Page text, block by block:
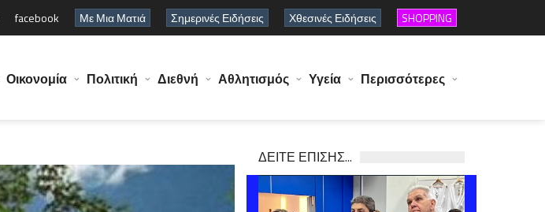
facebook Με Μια Ματιά Σημερινές Ειδήσεις Χθεσινές Ειδήσεις SHOPPING
Οικονομία Πολιτική Διεθνή Αθλητισμός Υγεία Περισσότερες
ΔΕΙΤΕ ΕΠΙΣΗΣ...